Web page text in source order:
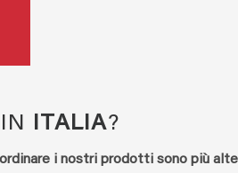
ITALIA?
i nostri prodotti sono più alte